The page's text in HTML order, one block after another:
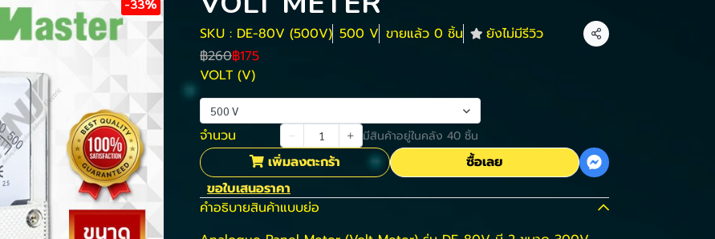
-33%
SKU : DE-80V (500V) 500 V ขายแล้ว 0 ชิ้น ยังไม่มีรีวิว
แชร์
฿260฿175
VOLT (V)
500 V
จำนวน มีสินค้าอยู่ในคลัง 40 ชิ้น
เพิ่มลงตะกร้า
ซื้อเลย
ขอใบเสนอราคา
คำอธิบายสินค้าแบบย่อ